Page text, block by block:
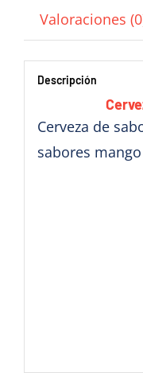
Valoraciones
Descripción
Cerveza de
sabores